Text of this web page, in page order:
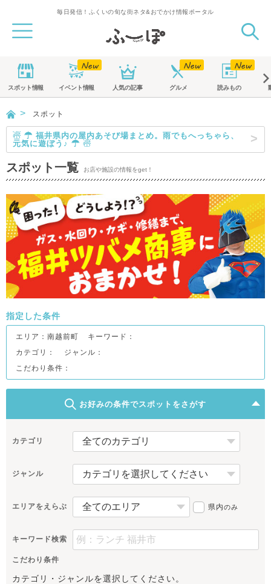
毎日発信！ふくいの旬な街ネタ&おでかけ情報ポータル
スポット情報 イベント情報 人気の記事 グルメ 読みもの
スポット
☃ ☂ 福井県内の屋内あそび場まとめ。雨でもへっちゃら、
元気に遊ぼう♪ ☂ ☃
スポット一覧 お店や施設の情報をget！
指定した条件
エリア： 南越前町
キーワード：
カテゴリ：
ジャンル：
こだわり条件：
お好みの条件でスポットをさがす
カテゴリ
ジャンル
エリアをえらぶ 県内のみ
キーワード検索
こだわり条件
カテゴリ・ジャンルを選択してください。